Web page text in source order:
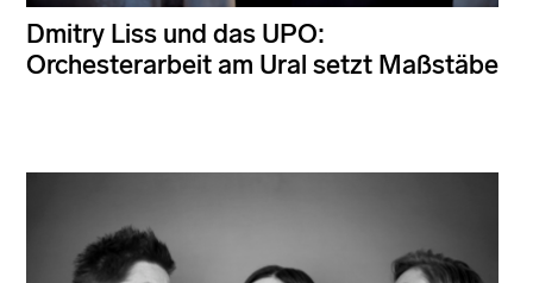
Dmitry Liss und das UPO:
Orchesterarbeit am Ural setzt Maßstäbe